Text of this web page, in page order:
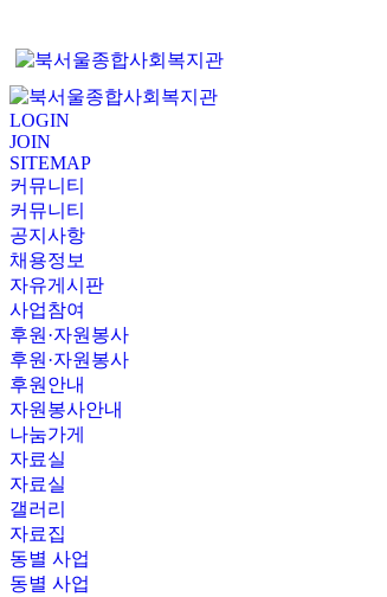
LOGIN
JOIN
SITEMAP
커뮤니티
커뮤니티
공지사항
채용정보
자유게시판
사업참여
후원·자원봉사
후원·자원봉사
후원안내
자원봉사안내
나눔가게
자료실
자료실
갤러리
자료집
동별 사업
동별 사업